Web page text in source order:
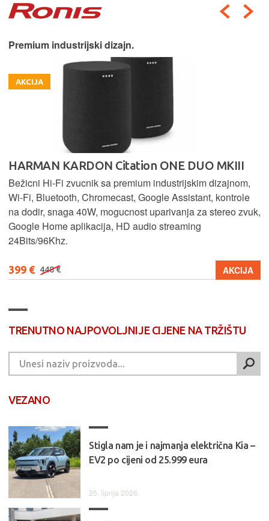
Premium industrijski dizajn.
AKCIJA
HARMAN KARDON Citation ONE DUO MKIII
Bežicni Hi-Fi zvucnik sa premium industrijskim dizajnom,
Wi-Fi, Bluetooth, Chromecast, Google Assistant, kontrole
na dodir, snaga 40W, mogucnost uparivanja za stereo zvuk,
Google Home aplikacija, HD audio streaming
24Bits/96Khz.
399 € 448 € AKCIJA
TRENUTNO NAJPOVOLJNIJE CIJENE NA TRŽIŠTU
VEZANO
Stigla nam je i najmanja električna Kia –
EV2 po cijeni od 25.999 eura
25. lipnja 2026.